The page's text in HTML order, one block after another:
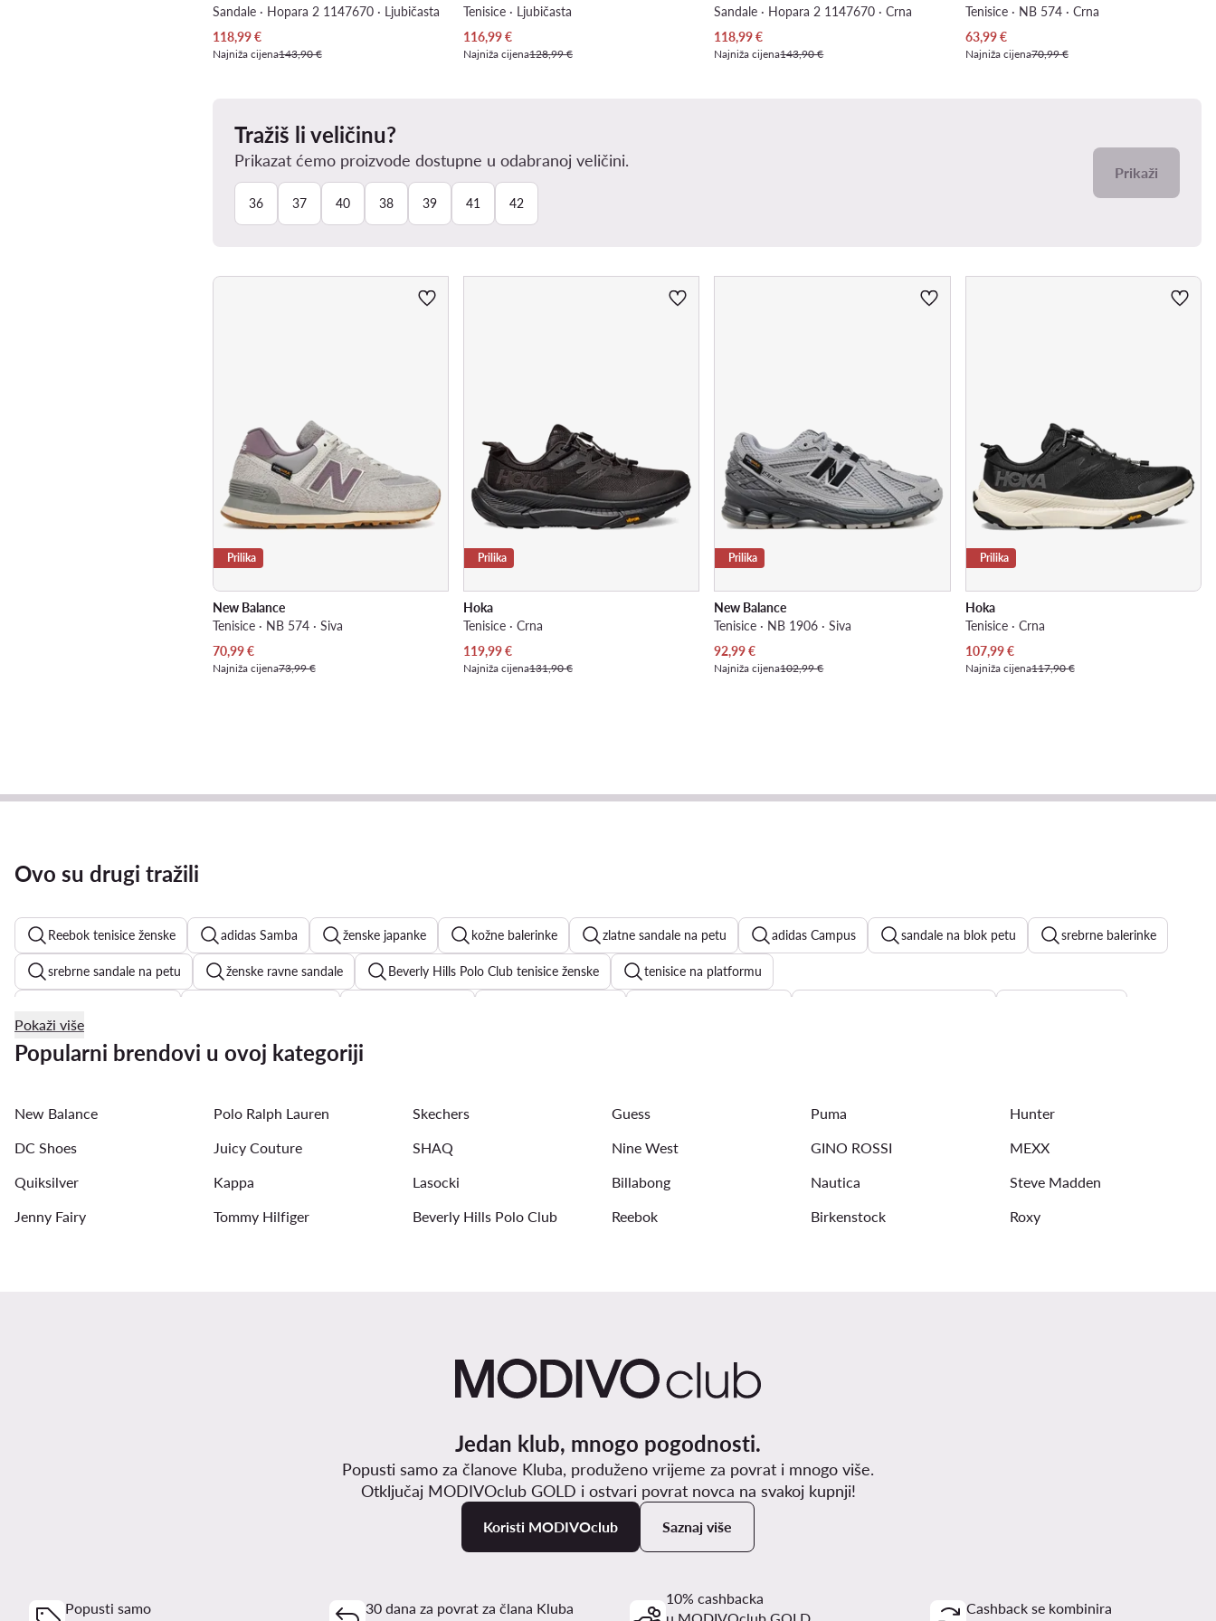
Sandale · Hopara 2 1147670 · Ljubičasta
Trenutna cijena
118,99€
Najniža cijena143,90 €
Tenisice · Ljubičasta
Trenutna cijena
116,99€
Najniža cijena128,99 €
Sandale · Hopara 2 1147670 · Crna
Trenutna cijena
118,99€
Najniža cijena143,90 €
Tenisice · NB 574 · Crna
Trenutna cijena
63,99€
Najniža cijena70,99 €
Tražiš li veličinu?
Prikazat ćemo proizvode dostupne u odabranoj veličini.
36 37 40 38 39 41 42
Prikaži
Prilika
New Balance
Tenisice · NB 574 · Siva
Trenutna cijena
70,99€
Najniža cijena73,99 €
Prilika
Hoka
Tenisice · Crna
Trenutna cijena
119,99€
Najniža cijena131,90 €
Prilika
New Balance
Tenisice · NB 1906 · Siva
Trenutna cijena
92,99€
Najniža cijena102,99 €
Prilika
Hoka
Tenisice · Crna
Trenutna cijena
107,99€
Najniža cijena117,90 €
Ovo su drugi tražili
Reebok tenisice ženske adidas Samba ženske japanke kožne balerinke zlatne sandale na petu adidas Campus sandale na blok petu srebrne balerinke
srebrne sandale na petu ženske ravne sandale Beverly Hills Polo Club tenisice ženske tenisice na platformu
bež sandale na petu srebrne sandale Guess tenisice
Pokaži više
Popularni brendovi u ovoj kategoriji
New Balance Polo Ralph Lauren Skechers Guess Puma
Hunter
DC Shoes
Juicy Couture SHAQ Nine West GINO ROSSI
MEXX
Quiksilver
Kappa Lasocki Billabong Nautica
Steve Madden
Jenny Fairy
Tommy Hilfiger Beverly Hills Polo Club Reebok Birkenstock Roxy
Jedan klub, mnogo pogodnosti.
Popusti samo za članove Kluba, produženo vrijeme za povrat i mnogo više.
Otključaj MODIVOclub GOLD i ostvari povrat novca na svakoj kupnji!
Koristi MODIVOclub Saznaj više
Popusti samo
30 dana za povrat za člana Kluba
10% cashbacka
u MODIVOclub GOLD
Cashback se kombinira